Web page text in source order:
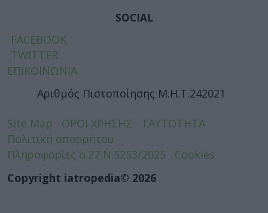
SOCIAL
FACEBOOK
TWITTER
ΕΠΙΚΟΙΝΩΝΙΑ
Αριθμός Πιστοποίησης Μ.Η.Τ.242021
Site Map ΟΡΟΙ ΧΡΗΣΗΣ
ΤΑΥΤΟΤΗΤΑ
Πολιτική απορρήτου
Πληροφορίες α.27 Ν.5253/2025
Cookies
Copyright iatropedia© 2026